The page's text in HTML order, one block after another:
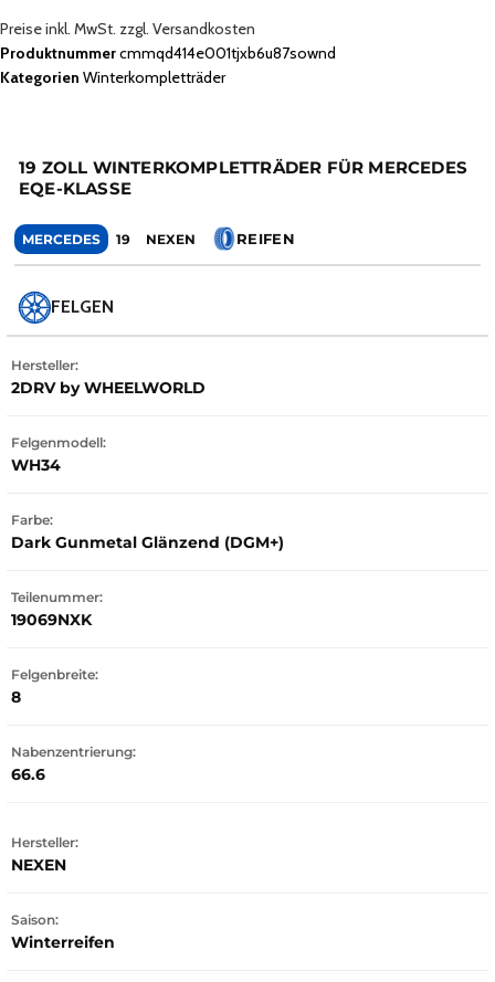
Preise inkl. MwSt. zzgl. Versandkosten
Produktnummercmmqd414e001tjxb6u87sownd
Kategorien Winterkompletträder
19 ZOLL WINTERKOMPLETTRÄDER FÜR MERCEDES
EQE-KLASSE
MERCEDES 19 NEXEN REIFEN
FELGEN
Hersteller:
2DRV by WHEELWORLD
Felgenmodell:
WH34
Farbe:
Dark Gunmetal Glänzend (DGM+)
Teilenummer:
19069NXK
Felgenbreite:
8
Nabenzentrierung:
66.6
Hersteller:
NEXEN
Saison:
Winterreifen